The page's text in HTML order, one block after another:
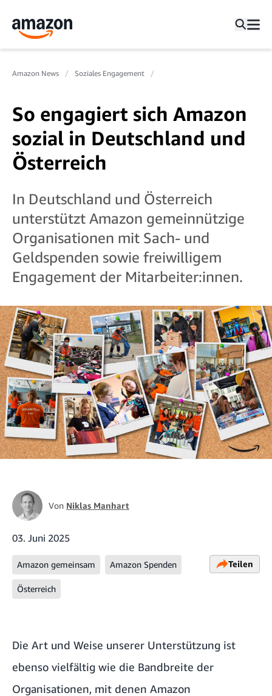
Amazon News Soziales Engagement
So engagiert sich Amazon
sozial in Deutschland und
Österreich
In Deutschland und Österreich
unterstützt Amazon gemeinnützige
Organisationen mit Sach- und
Geldspenden sowie freiwilligem
Engagement der Mitarbeiter:innen.
Von Niklas Manhart
03. Juni 2025
Amazon gemeinsam Amazon Spenden
Österreich
Teilen
Die Art und Weise unserer Unterstützung ist
ebenso vielfältig wie die Bandbreite der
Organisationen, mit denen Amazon